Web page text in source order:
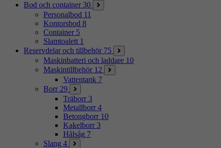
Bod och container 30
Personalbod 11
Kontorsbod 8
Container 5
Slamtoalett 1
Reservdelar och tillbehör 75
Maskinbatteri och laddare 10
Maskintillbehör 12
Vattentank 7
Borr 29
Träborr 3
Metallborr 4
Betongborr 10
Kakelborr 3
Hålsåg 7
Slang 4